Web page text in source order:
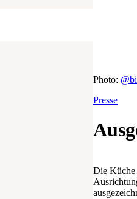
Photo:
Presse
Die Küche